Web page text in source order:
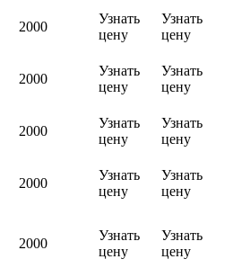
2000
Узнать
цену
Узнать
цену
2000
Узнать
цену
Узнать
цену
2000
Узнать
цену
Узнать
цену
2000
Узнать
цену
Узнать
цену
2000
Узнать
цену
Узнать
цену